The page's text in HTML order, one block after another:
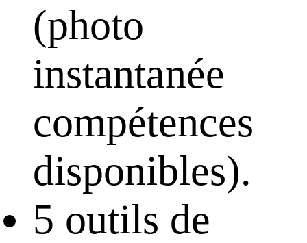
(photo
instantanée
compétences
disponibles).
5 outils de